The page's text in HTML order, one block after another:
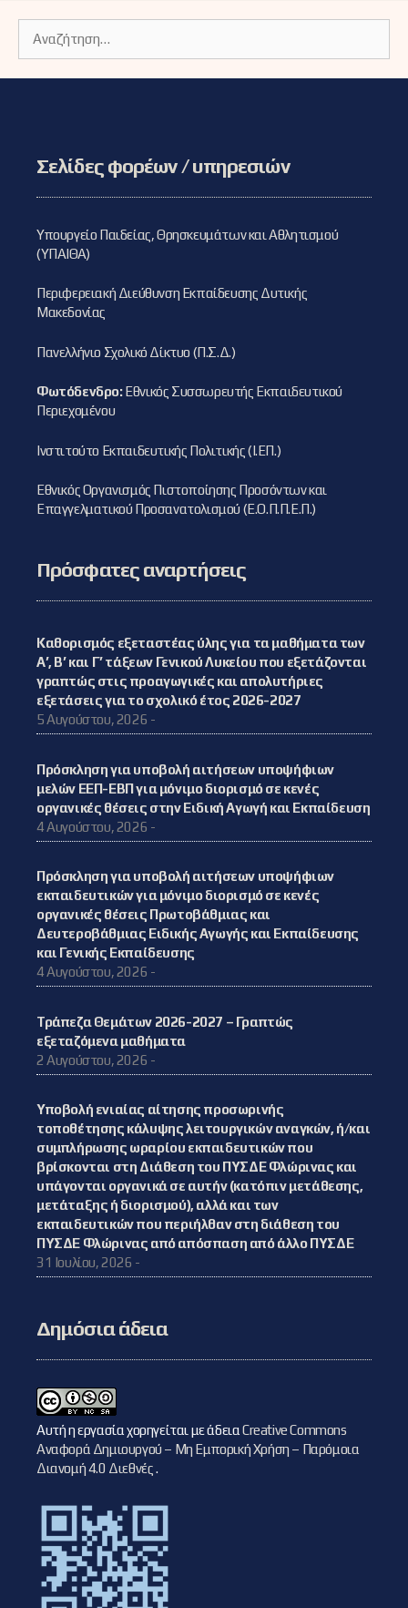
για:
Σελίδες φορέων / υπηρεσιών
Υπουργείο Παιδείας, Θρησκευμάτων και Αθλητισμού
(ΥΠΑΙΘΑ)
Περιφερειακή Διεύθυνση Εκπαίδευσης Δυτικής
Μακεδονίας
Πανελλήνιο Σχολικό Δίκτυο (Π.Σ.Δ.)
Φωτόδενδρο:Εθνικός Συσσωρευτής Εκπαιδευτικού
Περιεχομένου
Ινστιτούτο Εκπαιδευτικής Πολιτικής (Ι.ΕΠ.)
Εθνικός Οργανισμός Πιστοποίησης Προσόντων και
Επαγγελματικού Προσανατολισμού (Ε.Ο.Π.Π.Ε.Π.)
Πρόσφατες αναρτήσεις
Καθορισμός εξεταστέας ύλης για τα μαθήματα των
Α’, Β’ και Γ’ τάξεων Γενικού Λυκείου που εξετάζονται
γραπτώς στις προαγωγικές και απολυτήριες
εξετάσεις για το σχολικό έτος 2026-2027
5 Αυγούστου, 2026 -
Πρόσκληση για υποβολή αιτήσεων υποψήφιων
μελών ΕΕΠ-ΕΒΠ για μόνιμο διορισμό σε κενές
οργανικές θέσεις στην Ειδική Αγωγή και Εκπαίδευση
4 Αυγούστου, 2026 -
Πρόσκληση για υποβολή αιτήσεων υποψήφιων
εκπαιδευτικών για μόνιμο διορισμό σε κενές
οργανικές θέσεις Πρωτοβάθμιας και
Δευτεροβάθμιας Ειδικής Αγωγής και Εκπαίδευσης
και Γενικής Εκπαίδευσης
4 Αυγούστου, 2026 -
Τράπεζα Θεμάτων 2026-2027 – Γραπτώς
εξεταζόμενα μαθήματα
2 Αυγούστου, 2026 -
Υποβολή ενιαίας αίτησης προσωρινής
τοποθέτησης κάλυψης λειτουργικών αναγκών, ή/και
συμπλήρωσης ωραρίου εκπαιδευτικών που
βρίσκονται στη Διάθεση του ΠΥΣΔΕ Φλώρινας και
υπάγονται οργανικά σε αυτήν (κατόπιν μετάθεσης,
μετάταξης ή διορισμού), αλλά και των
εκπαιδευτικών που περιήλθαν στη διάθεση του
ΠΥΣΔΕ Φλώρινας από απόσπαση από άλλο ΠΥΣΔΕ
31 Ιουλίου, 2026 -
Δημόσια άδεια
Αυτή η εργασία χορηγείται με άδειαCreative Commons
Αναφορά Δημιουργού – Μη Εμπορική Χρήση – Παρόμοια
Διανομή 4.0 Διεθνές.